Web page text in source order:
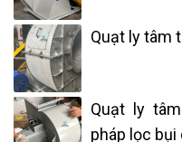
Quạt ly tâm
Quạt ly
pháp lọc